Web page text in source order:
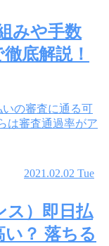
みや手数
底解説！
2021.02.02 Tue
ス）即日払
？ 落ちる